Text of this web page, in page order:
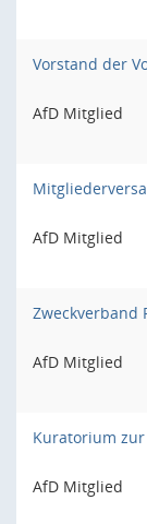
Vorstand der
AfD Mitglied
AfD Mitglied
Zweckverband
AfD Mitglied
Kuratorium zur
AfD Mitglied